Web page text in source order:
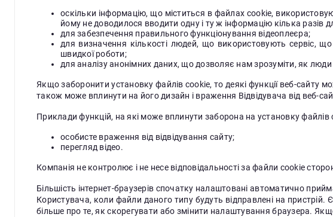
оскільки інформацію, що міститься в файлах cookie,
йому не доводилося вводити одну і ту ж інформацію кілька
для забезпечення правильного функціонування відеоплеєра;
для визначення кількості людей, що використовують сервіс,
швидкої роботи;
для аналізу анонімних даних, що дозволяє нам зрозуміти, як
Якщо заборонити установку файлів cookie, то деякі функції веб-сайту
також може вплинути на його дизайн і враження Відвідувача від веб-
Приклади функцій, на які може вплинути заборона на установку файлів
особисте враження від відвідування сайту;
перегляд відео.
Компанія не контролює і не несе відповідальності за файли cookie
Більшість інтернет-браузерів спочатку налаштовані автоматично
Користувача, коли файли даного типу будуть відправлені на пристрій.
більше про те, як скорегувати або змінити налаштування браузера.